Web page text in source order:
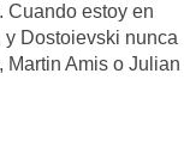
Cuando estoy en
Dostoievski nunca
Martin Amis o Julian